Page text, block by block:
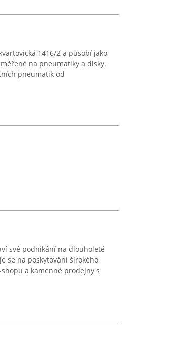
1416/2 a působí jako
na pneumatiky a disky.
pneumatik od
své podnikání na dlouholeté
se na poskytování širokého
a kamenné prodejny s